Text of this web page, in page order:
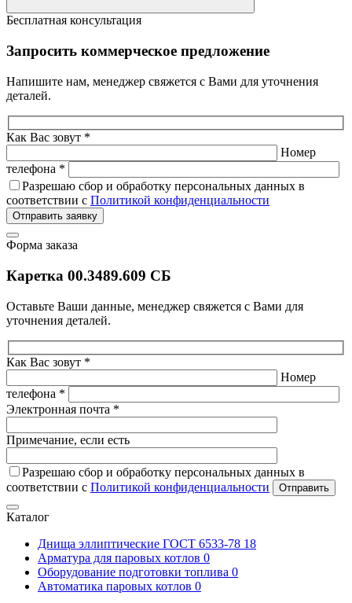
Бесплатная консультация
Запросить коммерческое предложение
Напишите нам, менеджер свяжется с Вами для уточнения
деталей.
Как Вас зовут *
Номер
телефона *
Разрешаю сбор и обработку персональных данных в
соответствии с Политикой конфиденциальности
Отправить заявку
Форма заказа
Каретка 00.3489.609 СБ
Оставьте Ваши данные, менеджер свяжется с Вами для
уточнения деталей.
Как Вас зовут *
Номер
телефона *
Электронная почта *
Примечание, если есть
Разрешаю сбор и обработку персональных данных в
соответствии с Политикой конфиденциальности Отправить
Каталог
Днища эллиптические ГОСТ 6533-78 18
Арматура для паровых котлов 0
Оборудование подготовки топлива 0
Автоматика паровых котлов 0